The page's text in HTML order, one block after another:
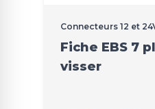
Connecteurs 12 et
Fiche EBS 7
visser